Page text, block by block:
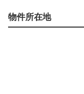
物件所在地